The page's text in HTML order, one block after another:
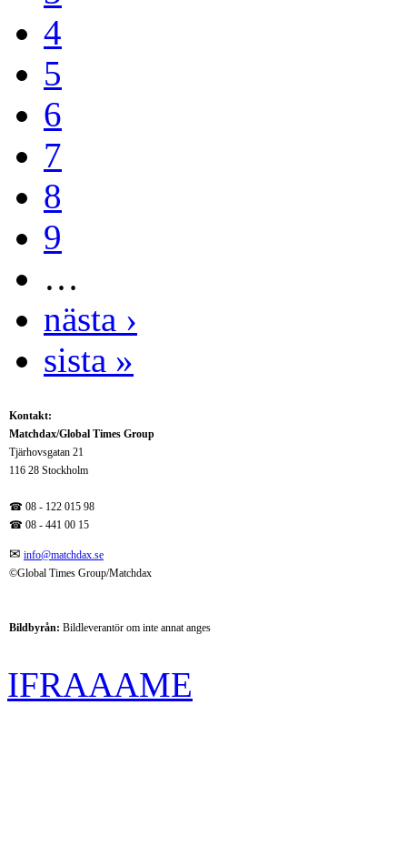
4
5
6
7
8
9
…
nästa ›
sista »
Kontakt:
Matchdax/Global Times Group
Tjärhovsgatan 21
116 28 Stockholm
☎ 08 - 122 015 98
☎ 08 - 441 00 15
✉ info@matchdax.se
©Global Times Group/Matchdax
Bildbyrån: Bildleverantör om inte annat anges
IFRAAAME